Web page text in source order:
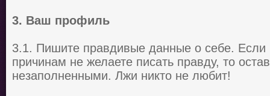
3. Ваш профиль
3.1. Пишите правдивые данные о себе.
причинам не желаете писать правду, то
незаполненными. Лжи никто не любит!